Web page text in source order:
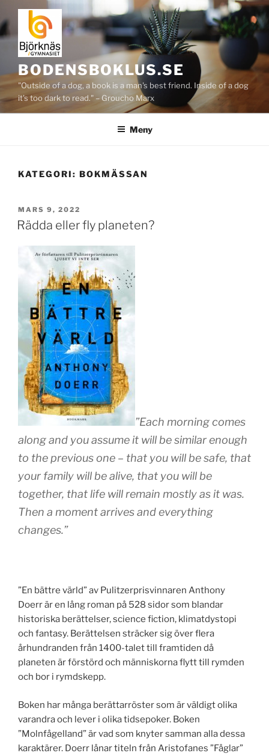
Hoppa
till
innehåll
BODENSBOKLUS.SE
"Outside of a dog, a book is a man's best friend. Inside of a dog
it's too dark to read." – Groucho Marx
Meny
KATEGORI: BOKMÄSSAN
PUBLICERAT
MARS 9, 2022
Rädda eller fly planeten?
”Each morning comes
along and you assume it will be similar enough
to the previous one – that you will be safe, that
your family will be alive, that you will be
together, that life will remain mostly as it was.
Then a moment arrives and everything
changes.”
”En bättre värld” av Pulitzerprisvinnaren Anthony
Doerr är en lång roman på 528 sidor som blandar
historiska berättelser, science fiction, klimatdystopi
och fantasy. Berättelsen sträcker sig över flera
århundranden från 1400-talet till framtiden då
planeten är förstörd och människorna flytt till rymden
och bor i rymdskepp.
Boken har många berättarröster som är väldigt olika
varandra och lever i olika tidsepoker. Boken
”Molnfågelland” är vad som knyter samman alla dessa
karaktärer. Doerr lånar titeln från Aristofanes ”Fåglar”